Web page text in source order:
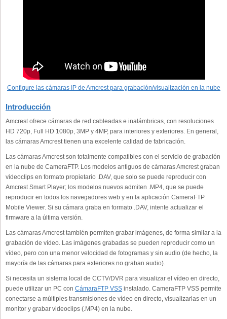
Configure las cámaras IP de Amcrest para grabación/visualización en la nube
Introducción
Amcrest ofrece cámaras de red cableadas e inalámbricas, con resoluciones
HD 720p, Full HD 1080p, 3MP y 4MP, para interiores y exteriores. En general,
las cámaras Amcrest tienen una excelente calidad de fabricación.
Las cámaras Amcrest son totalmente compatibles con el servicio de grabación
en la nube de CameraFTP. Los modelos antiguos de cámaras Amcrest graban
videoclips en formato propietario .DAV, que solo se puede reproducir con
Amcrest Smart Player; los modelos nuevos admiten .MP4, que se puede
reproducir en todos los navegadores web y en la aplicación CameraFTP
Mobile Viewer. Si su cámara graba en formato .DAV, intente actualizar el
firmware a la última versión.
Las cámaras Amcrest también permiten grabar imágenes, de forma similar a la
grabación de vídeo. Las imágenes grabadas se pueden reproducir como un
vídeo, pero con una menor velocidad de fotogramas y sin audio (de hecho, la
mayoría de las cámaras para exteriores no graban audio).
Si necesita un sistema local de CCTV/DVR para visualizar el vídeo en directo,
puede utilizar un PC con CámaraFTP VSS instalado. CameraFTP VSS permite
conectarse a múltiples transmisiones de vídeo en directo, visualizarlas en un
monitor y grabar videoclips (.MP4) en la nube.